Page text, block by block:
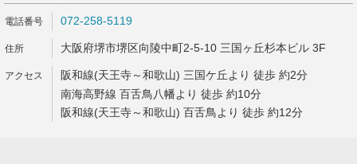
072-258-5119
大阪府堺市堺区向陵中町2-5-10 三国ヶ丘杉本ビル 3F
阪和線(天王寺～和歌山) 三国ケ丘より 徒歩 約2分
南海高野線 百舌鳥八幡より 徒歩 約10分
阪和線(天王寺～和歌山) 百舌鳥より 徒歩 約12分